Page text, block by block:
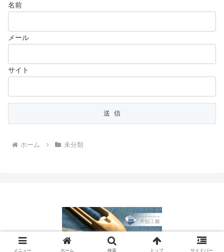
名前
メール
サイト
ホーム 未分類
Copyright © 2016-2026 天仙工藝 All Rights Reserved.
メニュー ホーム 検索 トップ サイドバー